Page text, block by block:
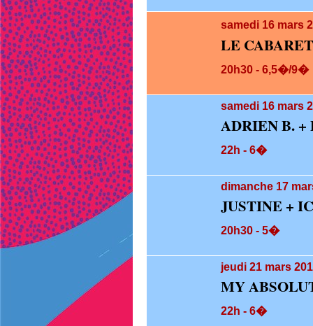
samedi 16 mars
LE
20h30 - 6,5�/9�
samedi 16 mars
ADRIEN B.
22h - 6�
dimanche 17
JUSTINE +
20h30 - 5�
jeudi 21 mars
MY
22h - 6�